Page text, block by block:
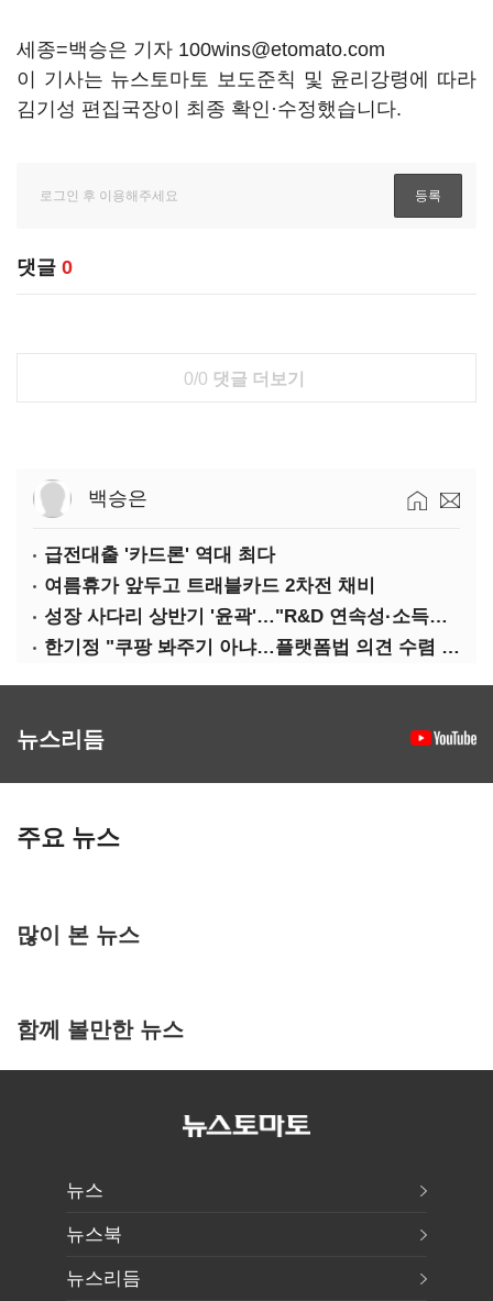
세종=백승은 기자 100wins@etomato.com
이 기사는 뉴스토마토 보도준칙 및 윤리강령에 따라
김기성 편집국장이 최종 확인·수정했습니다.
댓글 0
0/0 댓글 더보기
백승은
급전대출 '카드론' 역대 최다
여름휴가 앞두고 트래블카드 2차전 채비
성장 사다리 상반기 '윤곽'…"R&D 연속성·소득세 감면 확장해야"
한기정 "쿠팡 봐주기 아냐…플랫폼법 의견 수렴 중"
뉴스리듬
주요 뉴스
많이 본 뉴스
함께 볼만한 뉴스
뉴스
뉴스북
뉴스리듬